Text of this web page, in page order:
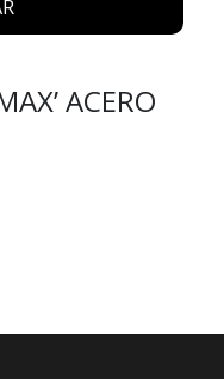
ACERO